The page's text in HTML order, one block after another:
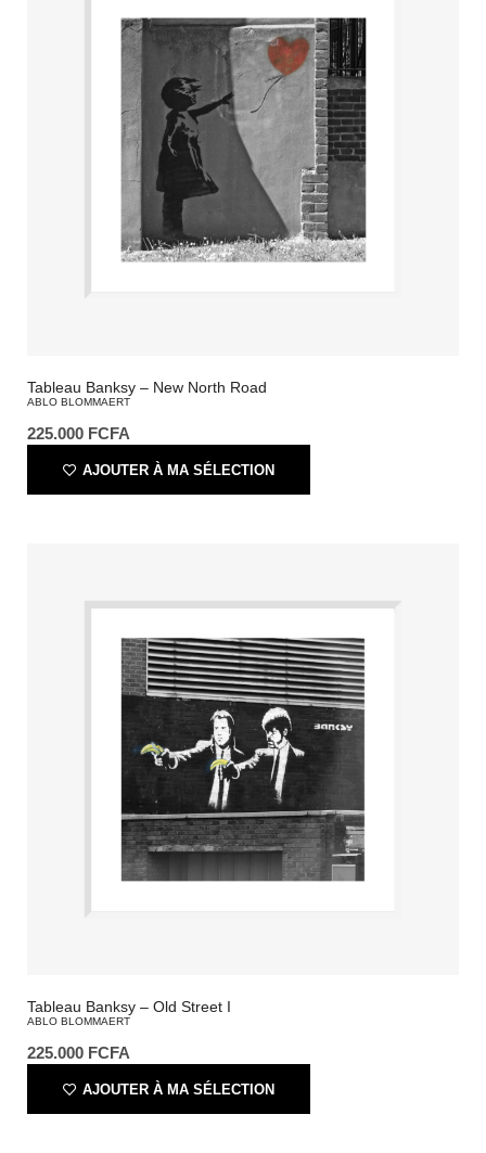
Tableau Banksy – New North Road
ABLO BLOMMAERT
225.000 FCFA
AJOUTER À MA SÉLECTION
Tableau Banksy – Old Street I
ABLO BLOMMAERT
225.000 FCFA
AJOUTER À MA SÉLECTION